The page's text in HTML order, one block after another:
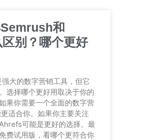
和
别？哪个更好
大的数字营销工具，但它
选择哪个更好用取决于你的
果你需要一个全面的数字营
适合你。如果你主要关注
可能是更好的选择。最
费试用版，看哪个更符合你